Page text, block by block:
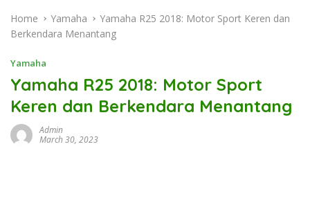
Home Yamaha
Yamaha R25 2018: Motor Sport Keren dan
Berkendara Menantang
Yamaha
Yamaha R25 2018: Motor Sport
Keren dan Berkendara Menantang
Admin
March 30, 2023